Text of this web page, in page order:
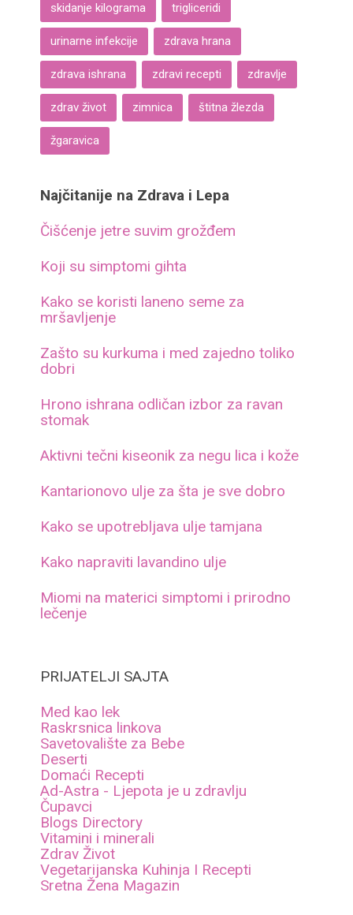
skidanje kilograma trigliceridi
urinarne infekcije zdrava hrana
zdrava ishrana zdravi recepti zdravlje
zdrav život zimnica štitna žlezda
žgaravica
Najčitanije na Zdrava i Lepa
Čišćenje jetre suvim grožđem
Koji su simptomi gihta
Kako se koristi laneno seme za
mršavljenje
Zašto su kurkuma i med zajedno toliko
dobri
Hrono ishrana odličan izbor za ravan
stomak
Aktivni tečni kiseonik za negu lica i kože
Kantarionovo ulje za šta je sve dobro
Kako se upotrebljava ulje tamjana
Kako napraviti lavandino ulje
Miomi na materici simptomi i prirodno
lečenje
PRIJATELJI SAJTA
Med kao lek
Raskrsnica linkova
Savetovalište za Bebe
Deserti
Domaći Recepti
Ad-Astra - Ljepota je u zdravlju
Čupavci
Blogs Directory
Vitamini i minerali
Zdrav Život
Vegetarijanska Kuhinja I Recepti
Sretna Žena Magazin